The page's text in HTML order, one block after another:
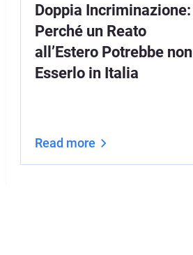
Doppia Incriminazione:
Perché un Reato
all’Estero Potrebbe non
Esserlo in Italia
Read more